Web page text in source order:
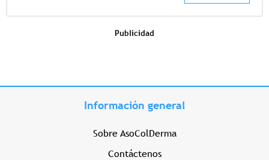
Publicidad
Información general
Sobre AsoColDerma
Contáctenos